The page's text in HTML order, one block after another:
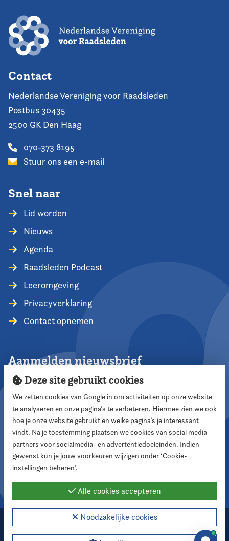
Contact
Nederlandse Vereniging voor Raadsleden
Postbus 30435
2500 GK Den Haag
070-373 8195
Stuur ons een e-mail
Snel naar
Lid worden
Nieuws
Agenda
Raadsleden Podcast
Leeromgeving
Privacyverklaring
Contact opnemen
Aanmelden nieuwsbrief
Aanmelden
Volg ons
2026 Nederlandse Vereniging voor Raadsleden
Deze site gebruikt cookies
We zetten cookies van Google in om activiteiten op onze website
te analyseren en onze pagina’s te verbeteren. Hiermee zien we ook
hoe je onze website gebruikt en welke pagina’s je interessant
vindt. Na je toestemming plaatsen we cookies van social media
partners voor socialmedia- en advertentiedoeleinden. Indien
gewenst kun je jouw voorkeuren wijzigen onder ‘Cookie-
instellingen beheren’.
Alle cookies accepteren
Noodzakelijke cookies